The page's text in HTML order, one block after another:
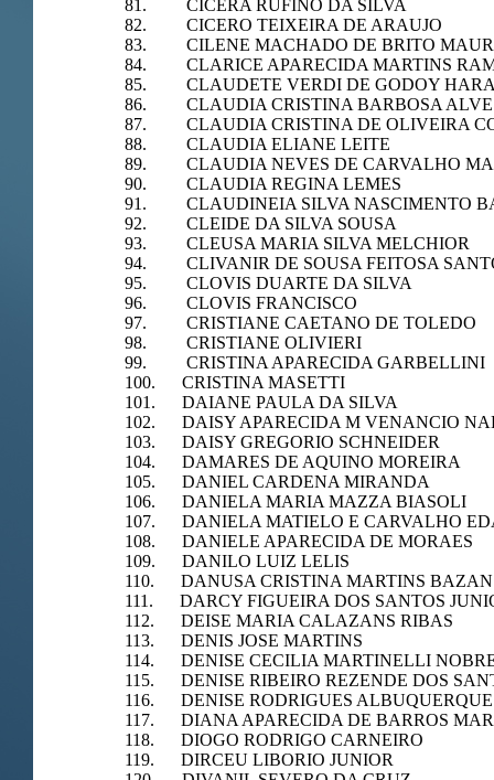
81. CICERA RUFINO DA SILVA
82. CICERO TEIXEIRA DE ARAUJO
83. CILENE MACHADO DE BRITO
84. CLARICE APARECIDA MARTINS
85. CLAUDETE VERDI DE GODOY
86. CLAUDIA CRISTINA BARBOSA
87. CLAUDIA CRISTINA DE OLIVEIRA
88. CLAUDIA ELIANE LEITE
89. CLAUDIA NEVES DE CARVALHO
90. CLAUDIA REGINA LEMES
91. CLAUDINEIA SILVA NASCIMENTO
92. CLEIDE DA SILVA SOUSA
93. CLEUSA MARIA SILVA MELCHIOR
94. CLIVANIR DE SOUSA FEITOSA
95. CLOVIS DUARTE DA SILVA
96. CLOVIS FRANCISCO
97. CRISTIANE CAETANO DE TOLEDO
98. CRISTIANE OLIVIERI
99. CRISTINA APARECIDA GARBELLINI
100. CRISTINA MASETTI
101. DAIANE PAULA DA SILVA
102. DAISY APARECIDA M VENANCIO
103. DAISY GREGORIO SCHNEIDER
104. DAMARES DE AQUINO MOREIRA
105. DANIEL CARDENA MIRANDA
106. DANIELA MARIA MAZZA BIASOLI
107. DANIELA MATIELO E CARVALHO
108. DANIELE APARECIDA DE MORAES
109. DANILO LUIZ LELIS
110. DANUSA CRISTINA MARTINS BAZAN
111. DARCY FIGUEIRA DOS SANTOS
112. DEISE MARIA CALAZANS RIBAS
113. DENIS JOSE MARTINS
114. DENISE CECILIA MARTINELLI
115. DENISE RIBEIRO REZENDE DOS
116. DENISE RODRIGUES ALBUQUERQUE
117. DIANA APARECIDA DE BARROS
118. DIOGO RODRIGO CARNEIRO
119. DIRCEU LIBORIO JUNIOR